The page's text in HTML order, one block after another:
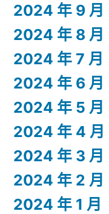
2024 年 9 月
2024 年 8 月
2024 年 7 月
2024 年 6 月
2024 年 5 月
2024 年 4 月
2024 年 3 月
2024 年 2 月
2024 年 1 月